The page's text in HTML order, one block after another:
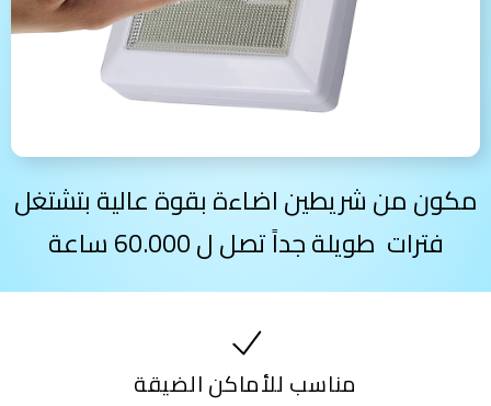
مكون من شريطين اضاءة بقوة عالية بتشتغل
فترات طويلة جداً تصل ل 60.000 ساعة
مناسب للأماكن الضيقة